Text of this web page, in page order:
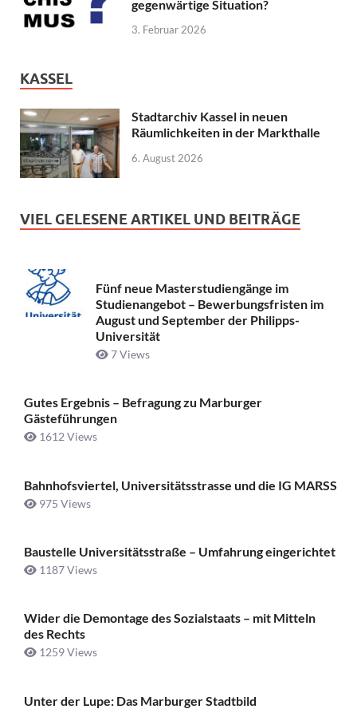
gegenwärtige Situation?
3. Februar 2026
KASSEL
Stadtarchiv Kassel in neuen
Räumlichkeiten in der Markthalle
6. August 2026
VIEL GELESENE ARTIKEL UND BEITRÄGE
Fünf neue Masterstudiengänge im
Studienangebot – Bewerbungsfristen im
August und September der Philipps-
Universität
7 Views
Gutes Ergebnis – Befragung zu Marburger
Gästeführungen
1612 Views
Bahnhofsviertel, Universitätsstrasse und die IG MARSS
975 Views
Baustelle Universitätsstraße ­– Umfahrung eingerichtet
1187 Views
Wider die Demontage des Sozialstaats – mit Mitteln
des Rechts
1259 Views
Unter der Lupe: Das Marburger Stadtbild